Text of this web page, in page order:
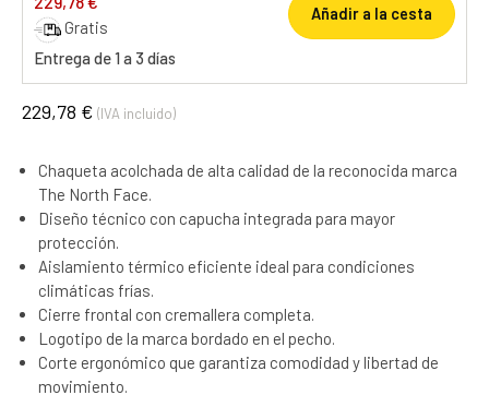
Gratis
Entrega de 1 a 3 días
Añadir a la cesta
229,78 € (IVA incluido)
Chaqueta acolchada de alta calidad de la reconocida marca
The North Face.
Diseño técnico con capucha integrada para mayor
protección.
Aislamiento térmico eficiente ideal para condiciones
climáticas frías.
Cierre frontal con cremallera completa.
Logotipo de la marca bordado en el pecho.
Corte ergonómico que garantiza comodidad y libertad de
movimiento.